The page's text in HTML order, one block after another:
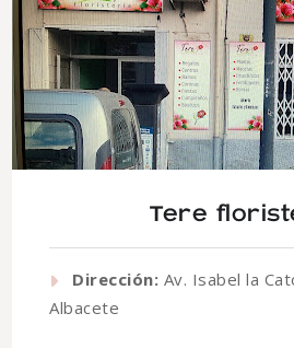
Tere
Dirección: Av. Isabel la
Albacete